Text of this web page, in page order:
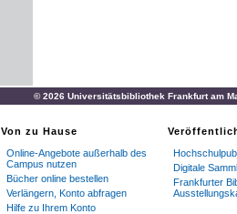
© 2026 Universitätsbibliothek Frankfurt am
Von zu Hause
Online-Angebote außerhalb des
Campus nutzen
Bücher online bestellen
Verlängern, Konto abfragen
Hilfe zu Ihrem Konto
Digitale
Frankfurter